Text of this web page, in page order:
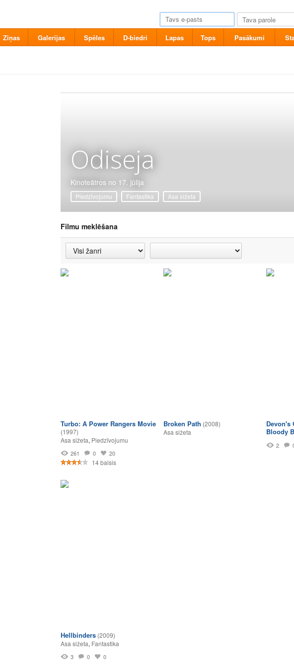
Ziņas Galerijas Spēles D-biedri Lapas Tops Pasākumi
Odiseja
Kinoteātros no 17. jūlija
Piedzīvojumu Fantastika Asa sižeta
Filmu meklēšana
Turbo: A Power Rangers Movie
(1997)
Asa sižeta, Piedzīvojumu
261 0 20
14 balsis
Broken Path (2008)
Asa sižeta
Devon's
Bloody
2
Hellbinders (2009)
Asa sižeta, Fantastika
3 0 0